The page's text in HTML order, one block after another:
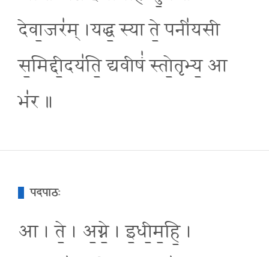
देवा॒जर॑म् ।यद्ध॒ स्या ते॒ पनी॑यसी
स॒मिद्दी॒दय॑ति॒ द्यवीषं॑ स्तो॒तृभ्य॒ आ
भ॑र ॥
पदपाठः
आ । ते॒ । अ॒ग्ने॒ । इ॒धी॒म॒हि॒ ।